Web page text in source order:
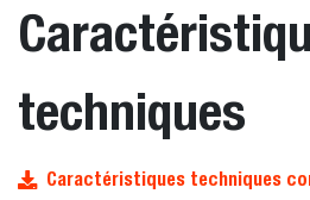
techniques
Caractéristiques techniques